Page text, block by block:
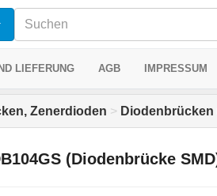
LIEFERUNG AGB IMPRESSUM
Zenerdioden >
(Diodenbrücke